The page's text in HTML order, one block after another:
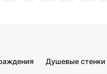
Душевые стенки